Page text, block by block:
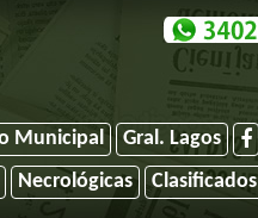
Municipal
Gral. Lagos
Necrológicas Clasificados